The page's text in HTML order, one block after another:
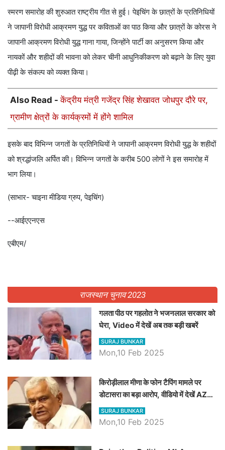
स्मरण समारोह की शुरुआत राष्ट्रीय गीत से हुई। पेइचिंग के छात्रों के प्रतिनिधियों
ने जापानी विरोधी आक्रमण युद्ध पर कविताओं का पाठ किया और छात्रों के कोरस ने
जापानी आक्रमण विरोधी युद्ध गाना गाया, जिन्होंने पार्टी का अनुसरण किया और
नायकों और शहीदों की भावना को लेकर चीनी आधुनिकीकरण को बढ़ाने के लिए युवा
पीढ़ी के संकल्प को व्यक्त किया।
Also Read -केंद्रीय मंत्री गजेंद्र सिंह शेखावत जोधपुर दौरे पर,
ग्रामीण क्षेत्रों के कार्यक्रमों में होंगे शामिल
इसके बाद विभिन्न जगतों के प्रतिनिधियों ने जापानी आक्रमण विरोधी युद्ध के शहीदों
को श्रद्धांजलि अर्पित की। विभिन्न जगतों के करीब 500 लोगों ने इस समारोह में
भाग लिया।
(साभार- चाइना मीडिया ग्रुप, पेइचिंग)
--आईएएनएस
एबीएम/
राजस्थान चुनाव 2023
गलता पीठ पर गहलोत ने भजनलाल सरकार को
घेरा, Video में देखें अब तक बड़ी खबरें
SURAJ BUNKAR
Mon,10 Feb 2025
किरोड़ीलाल मीणा के फोन टैपिंग मामले पर
डोटासरा का बड़ा आरोप, वीडियो में देखें AZ
बड़ी खबरें
SURAJ BUNKAR
Mon,10 Feb 2025